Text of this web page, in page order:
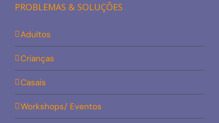
PROBLEMAS & SOLUÇÕES
Adultos
Crianças
Casais
Workshops/ Eventos